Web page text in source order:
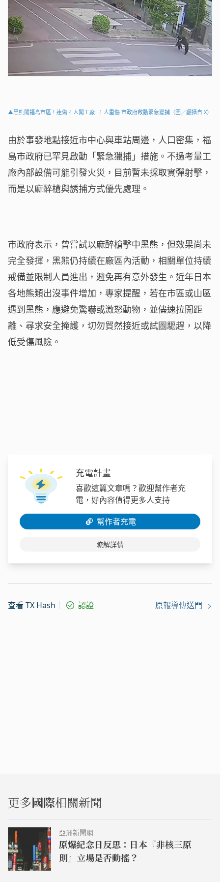
▲黑熊闖福島市區！連傷 4 人闖工廠...1 人重傷 市政府啟動緊急獵捕（圖／翻攝自 X）
由於事發地點接近市中心與車站周邊，人口密集，福
島市政府已罕見啟動「緊急獵捕」措施。不過考量工
廠內部設備可能引發火災，目前暫未採取實彈射擊，
而是以麻醉槍與誘捕方式優先處理。
市政府表示，曾嘗試以麻醉槍擊中黑熊，但效果尚未
完全發揮，黑熊仍持續在廠區內活動，相關單位持續
戒備並限制人員進出，避免再有意外發生。近年日本
各地熊類出沒事件增加，專家提醒，若在市區或山區
遇到黑熊，應避免驚嚇或激怒動物，並儘速拉開距
離、尋求安全掩護，切勿貿然接近或試圖驅趕，以降
低受傷風險。
充電計畫
喜歡這篇文章嗎？歡迎幫作者充
電，好內容值得更多人支持
幫作者充電
瞭解詳情
查看 TX Hash 認證 原報導傳送門
更多國際相關新聞
亞洲新聞網
原爆紀念日反思：日本『非核三原
則』立場是否動搖？